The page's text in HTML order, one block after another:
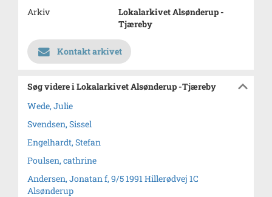
Arkiv
Lokalarkivet Alsønderup -
Tjæreby
Kontakt arkivet
Søg videre i Lokalarkivet Alsønderup -Tjæreby
Wede, Julie
Svendsen, Sissel
Engelhardt, Stefan
Poulsen, cathrine
Andersen, Jonatan f, 9/5 1991 Hillerødvej 1C
Alsønderup